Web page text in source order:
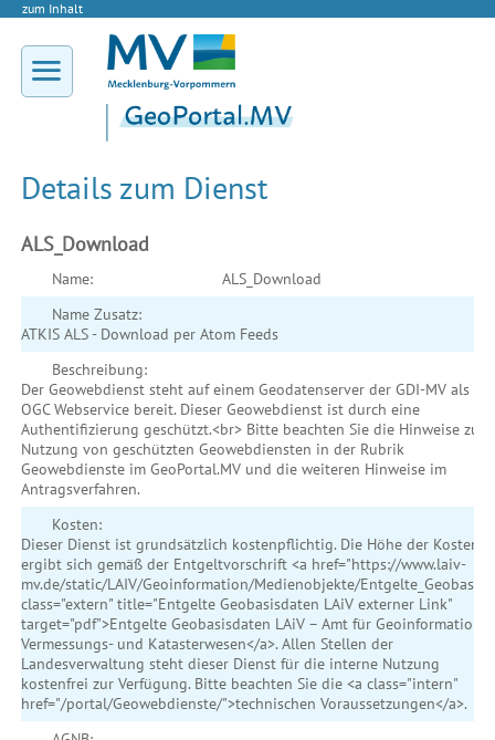
zum Inhalt
Details zum Dienst
ALS_Download
Name:
ALS_Download
Name Zusatz:
ATKIS ALS - Download per Atom Feeds
Beschreibung:
Der Geowebdienst steht auf einem Geodatenserver der GDI-MV als
OGC Webservice bereit. Dieser Geowebdienst ist durch eine
Authentifizierung geschützt.<br> Bitte beachten Sie die Hinweise zur
Nutzung von geschützten Geowebdiensten in der Rubrik
Geowebdienste im GeoPortal.MV und die weiteren Hinweise im
Antragsverfahren.
Kosten:
Dieser Dienst ist grundsätzlich kostenpflichtig. Die Höhe der Kosten
ergibt sich gemäß der Entgeltvorschrift <a href="https://www.laiv-
mv.de/static/LAIV/Geoinformation/Medienobjekte/
class="extern" title="Entgelte Geobasisdaten LAiV externer Link"
target="pdf">Entgelte Geobasisdaten LAiV – Amt für Geoinformation,
Vermessungs- und Katasterwesen</a>. Allen Stellen der
Landesverwaltung steht dieser Dienst für die interne Nutzung
kostenfrei zur Verfügung. Bitte beachten Sie die <a class="intern"
href="/portal/Geowebdienste/">technischen Voraussetzungen</a>.